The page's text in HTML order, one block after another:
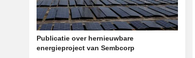
Publicatie over hernieuwbare
energieproject van Sembcorp